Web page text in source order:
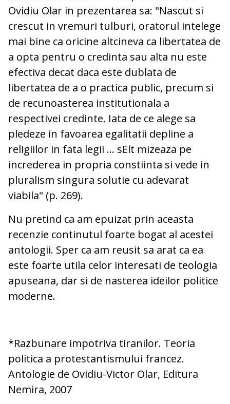
Ovidiu Olar in prezentarea sa: "Nascut si
crescut in vremuri tulburi, oratorul intelege
mai bine ca oricine altcineva ca libertatea de
a opta pentru o credinta sau alta nu este
efectiva decat daca este dublata de
libertatea de a o practica public, precum si
de recunoasterea institutionala a
respectivei credinte. Iata de ce alege sa
pledeze in favoarea egalitatii depline a
religiilor in fata legii … sElt mizeaza pe
increderea in propria constiinta si vede in
pluralism singura solutie cu adevarat
viabila" (p. 269).
Nu pretind ca am epuizat prin aceasta
recenzie continutul foarte bogat al acestei
antologii. Sper ca am reusit sa arat ca ea
este foarte utila celor interesati de teologia
apuseana, dar si de nasterea ideilor politice
moderne.
*Razbunare impotriva tiranilor. Teoria
politica a protestantismului francez.
Antologie de Ovidiu-Victor Olar, Editura
Nemira, 2007